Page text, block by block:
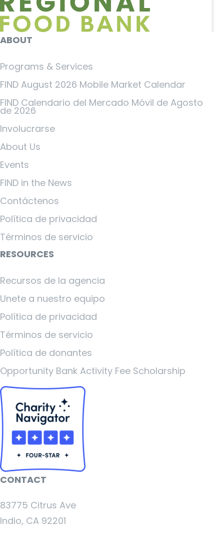
ABOUT
Programs & Services
FIND August 2026 Mobile Market Calendar
FIND Calendario del Mercado Móvil de Agosto
de 2026
Involucrarse
About Us
Events
FIND in the News
Contáctenos
Política de privacidad
Términos de servicio
RESOURCES
Recursos de la agencia
Unete a nuestro equipo
Política de privacidad
Términos de servicio
Política de donantes
Opportunity Bank Activity Fee Scholarship
CONTACT
83775 Citrus Ave
Indio, CA 92201